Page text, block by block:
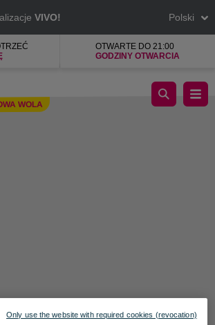
VIVO! Polski
OTWARTE DO 21:00
GODZINY OTWARCIA
WOLA
Only use the website with required cookies (revocation)